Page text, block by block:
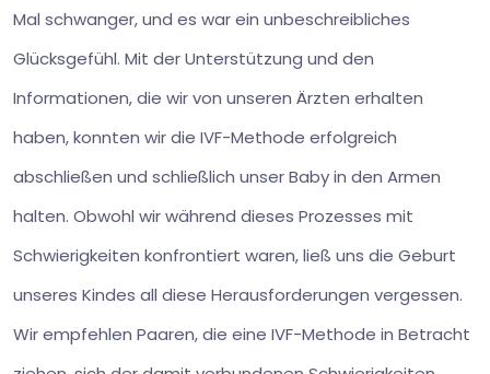
Mal schwanger, und es war ein unbeschreibliches
Glücksgefühl. Mit der Unterstützung und den
Informationen, die wir von unseren Ärzten erhalten
haben, konnten wir die IVF-Methode erfolgreich
abschließen und schließlich unser Baby in den Armen
halten. Obwohl wir während dieses Prozesses mit
Schwierigkeiten konfrontiert waren, ließ uns die Geburt
unseres Kindes all diese Herausforderungen vergessen.
Wir empfehlen Paaren, die eine IVF-Methode in Betracht